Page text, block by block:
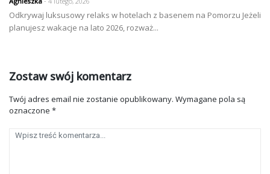
Odkrywaj luksusowy relaks w hotelach z basenem na Pomorzu Jeżeli
planujesz wakacje na lato 2026, rozważ...
Zostaw swój komentarz
Twój adres email nie zostanie opublikowany. Wymagane pola są
oznaczone *